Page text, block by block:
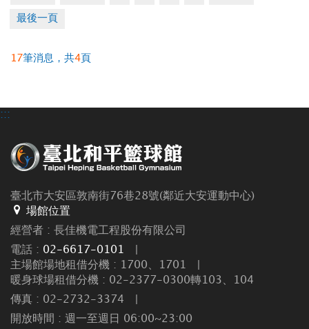
最後一頁
17筆消息，共4 頁
:::
臺北市大安區敦南街76巷28號(鄰近大安運動中心)
場館位置
經營者 : 長佳機電工程股份有限公司
電話 : 02-6617-0101
主場館場地租借分機 : 1700、1701
暖身球場租借分機 : 02-2377-0300轉103、104
傳真 : 02-2732-3374
開放時間 : 週一至週日 06:00~23:00